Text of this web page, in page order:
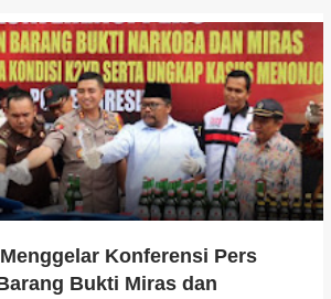
Konferensi Pers
Bukti Miras dan